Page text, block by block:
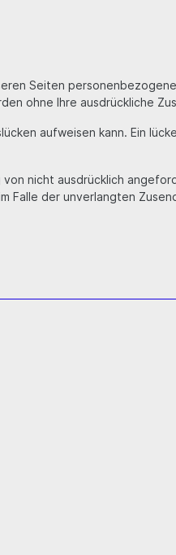
Seiten
ohne Ihre ausdrückliche
aufweisen kann. Ein
nicht ausdrücklich
Falle der unverlangten